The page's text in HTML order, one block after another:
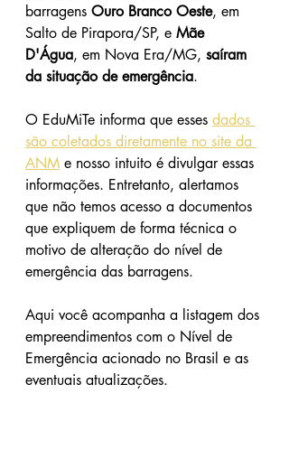
barragens Ouro Branco Oeste, em
Salto de Pirapora/SP, e Mãe
D'Água, em Nova Era/MG, saíram
da situação de emergência.
O EduMiTe informa que esses dados
são coletados diretamente no site da
ANM e nosso intuito é divulgar essas
informações. Entretanto, alertamos
que não temos acesso a documentos
que expliquem de forma técnica o
motivo de alteração do nível de
emergência das barragens.
Aqui você acompanha a listagem dos
empreendimentos com o Nível de
Emergência acionado no Brasil e as
eventuais atualizações.